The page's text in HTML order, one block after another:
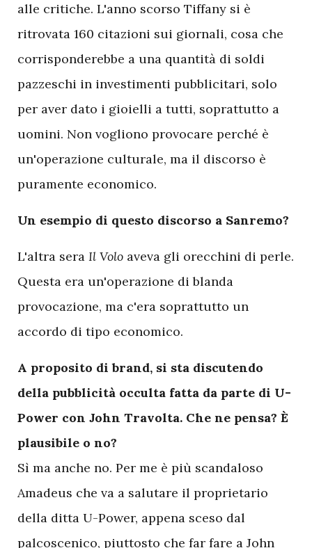
alle critiche. L'anno scorso Tiffany si è
ritrovata 160 citazioni sui giornali, cosa che
corrisponderebbe a una quantità di soldi
pazzeschi in investimenti pubblicitari, solo
per aver dato i gioielli a tutti, soprattutto a
uomini. Non vogliono provocare perché è
un'operazione culturale, ma il discorso è
puramente economico.
Un esempio di questo discorso a Sanremo?
L'altra sera Il Volo aveva gli orecchini di perle.
Questa era un'operazione di blanda
provocazione, ma c'era soprattutto un
accordo di tipo economico.
A proposito di brand, si sta discutendo
della pubblicità occulta fatta da parte di U-
Power con John Travolta. Che ne pensa? È
plausibile o no?
Sì ma anche no. Per me è più scandaloso
Amadeus che va a salutare il proprietario
della ditta U-Power, appena sceso dal
palcoscenico, piuttosto che far fare a John